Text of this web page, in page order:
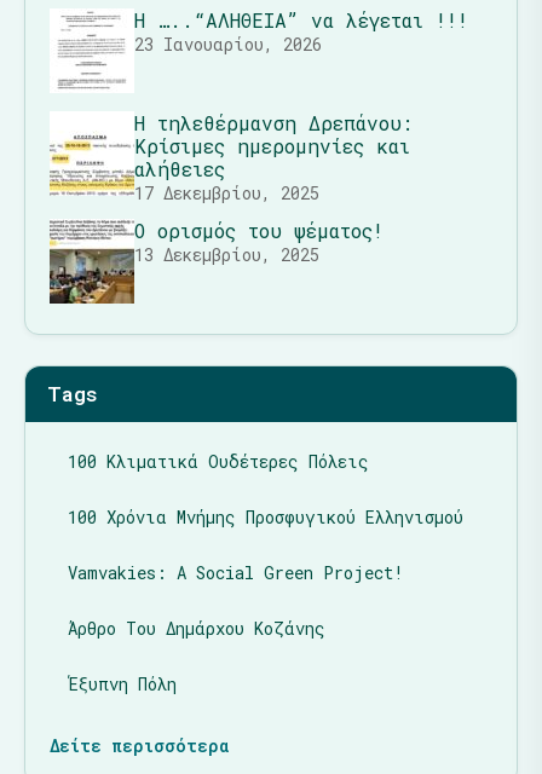
Η …..“ΑΛΗΘΕΙΑ” να λέγεται !!!
23 Ιανουαρίου, 2026
Η τηλεθέρμανση Δρεπάνου:
Κρίσιμες ημερομηνίες και
αλήθειες
17 Δεκεμβρίου, 2025
Ο ορισμός του ψέματος!
13 Δεκεμβρίου, 2025
Tags
100 Κλιματικά Ουδέτερες Πόλεις
100 Χρόνια Μνήμης Προσφυγικού Ελληνισμού
Vamvakies: A Social Green Project!
Άρθρο Του Δημάρχου Κοζάνης
Έξυπνη Πόλη
Δείτε περισσότερα